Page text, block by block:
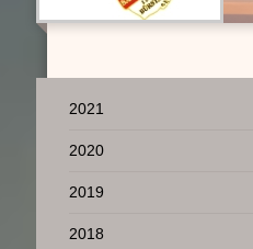
2021
2020
2019
2018